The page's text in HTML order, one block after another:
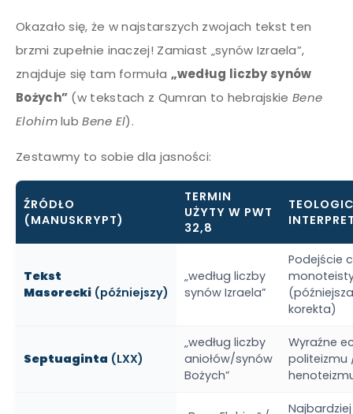
Okazało się, że w najstarszych zwojach tekst ten
brzmi zupełnie inaczej! Zamiast „synów Izraela”,
znajduje się tam formuła „według liczby synów
Bożych” (w tekstach z Qumran to hebrajskie Bene
ElohimlubBene El).
Zestawmy to sobie dla jasności:
ŹRÓDŁO
(MANUSKRYPT)
TERMIN
UŻYTY W PWT
32,8
Tekst
Masorecki (późniejszy)
„według liczby
synów Izraela”
Podejście
(późniejsza
korekta)
Septuaginta (LXX)
„według liczby
aniołów/synów
Bożych”
Wyraźne
politeizmu
Najbardziej